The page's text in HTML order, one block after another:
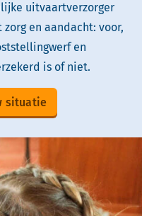
uitvaartverzorger
en aandacht: voor,
en
is of niet.
situatie